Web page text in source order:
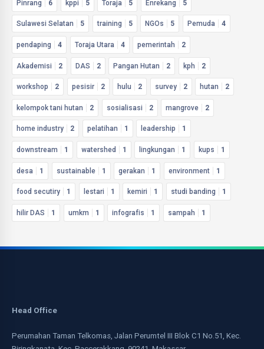
Pinrang 6 kppi 5 Toraja 5 Enrekang 5
Sulawesi Selatan 5 training 5 NGOs 5 Pemuda 4
pendaping 4 Toraja Utara 4 pemerintah 2
Akademisi 2 DAS 2 Pangan Hutan 2 kph 2
workshop 2 pesisir 2 hulu 2 survey 2 hutan 2
kelompok tani hutan 2 sosialisasi 2 mangrove 2
home industry 2 pelatihan 1 leadership 1
downstream 1 watershed 1 lingkungan 1 kups 1
desa 1 sustainable 1 gerakan 1 environment 1
food secutiry 1 lestari 1 kemiri 1 studi banding 1
hilir DAS 1 umkm 1 infografis 1 sampah 1
Head Office
Perumahan Taman Telkomas, Jalan Perumtel III Blok C1 No.51, Kec.